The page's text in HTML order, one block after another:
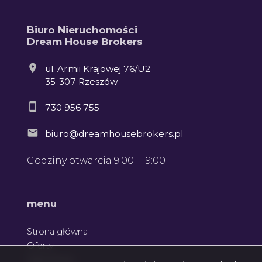
Biuro Nieruchomości
Dream House Brokers
ul. Armii Krajowej 76/U2
35-307 Rzeszów
730 956 755
biuro@dreamhousebrokers.pl
Godziny otwarcia 9:00 - 19:00
menu
Strona główna
Oferty